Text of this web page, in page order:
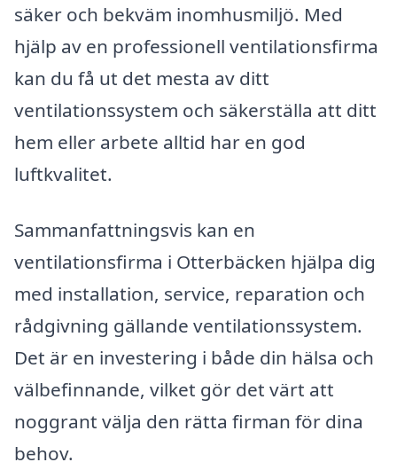
säker och bekväm inomhusmiljö. Med
hjälp av en professionell ventilationsfirma
kan du få ut det mesta av ditt
ventilationssystem och säkerställa att ditt
hem eller arbete alltid har en god
luftkvalitet.
Sammanfattningsvis kan en
ventilationsfirma i Otterbäcken hjälpa dig
med installation, service, reparation och
rådgivning gällande ventilationssystem.
Det är en investering i både din hälsa och
välbefinnande, vilket gör det värt att
noggrant välja den rätta firman för dina
behov.